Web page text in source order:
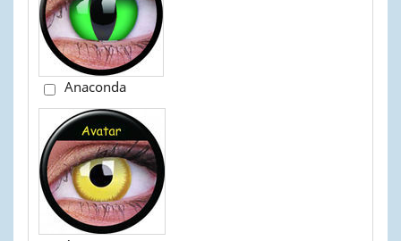
Anaconda